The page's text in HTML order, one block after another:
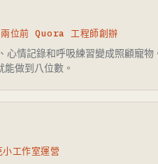
位前 Quora 工程師創辦
情記錄和呼吸練習變成照顧寵物
做到八位數。
工作室運營